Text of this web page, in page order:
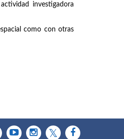
investigadora
como con otras